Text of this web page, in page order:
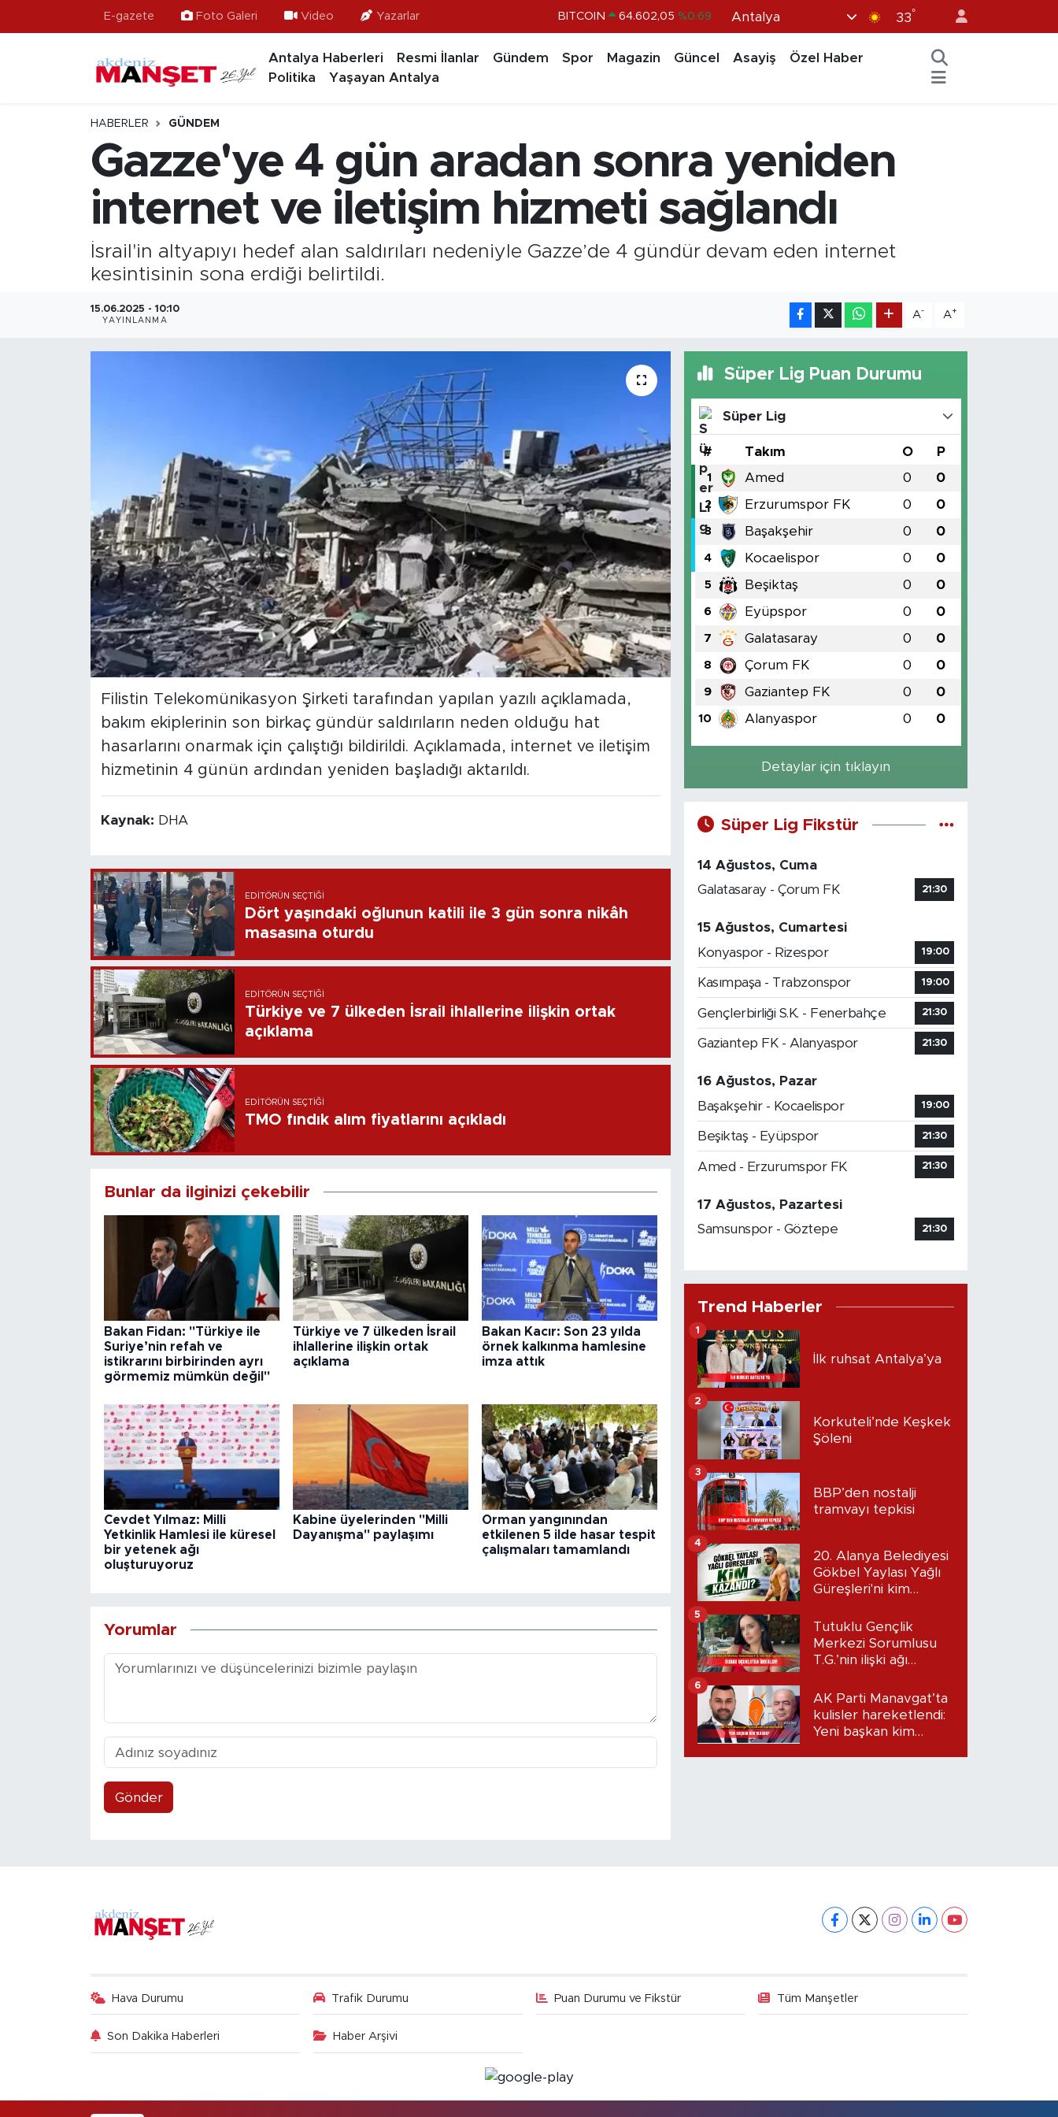
E-gazete Foto Galeri Video Yazarlar BITCOIN 64.602,05 %0.69
BİST100 13.768 %48
Antalya 33°
Antalya Haberleri Resmi İlanlar Gündem Spor Magazin Güncel Asayiş
Özel Haber
Politika
Yaşayan Antalya
HABERLER GÜNDEM
Gazze'ye 4 gün aradan sonra yeniden
internet ve iletişim hizmeti sağlandı
İsrail'in altyapıyı hedef alan saldırıları nedeniyle Gazze’de 4 gündür devam eden internet
kesintisinin sona erdiği belirtildi.
15.06.2025 - 10:10
YAYINLANMA
A- A+
Filistin Telekomünikasyon Şirketi tarafından yapılan yazılı açıklamada,
bakım ekiplerinin son birkaç gündür saldırıların neden olduğu hat
hasarlarını onarmak için çalıştığı bildirildi. Açıklamada, internet ve iletişim
hizmetinin 4 günün ardından yeniden başladığı aktarıldı.
Kaynak: DHA
EDITÖRÜN SEÇTIĞI
Dört yaşındaki oğlunun katili ile 3 gün sonra nikâh
masasına oturdu
EDITÖRÜN SEÇTIĞI
Türkiye ve 7 ülkeden İsrail ihlallerine ilişkin ortak
açıklama
EDITÖRÜN SEÇTIĞI
TMO fındık alım fiyatlarını açıkladı
Bunlar da ilginizi çekebilir
Bakan Fidan: "Türkiye ile
Suriye’nin refah ve
istikrarını birbirinden ayrı
görmemiz mümkün değil"
Türkiye ve 7 ülkeden İsrail
ihlallerine ilişkin ortak
açıklama
Bakan Kacır: Son 23 yılda
örnek kalkınma hamlesine
imza attık
Cevdet Yılmaz: Milli
Yetkinlik Hamlesi ile küresel
bir yetenek ağı
oluşturuyoruz
Kabine üyelerinden "Milli
Dayanışma" paylaşımı
Orman yangınından
etkilenen 5 ilde hasar tespit
çalışmaları tamamlandı
Yorumlar
Gönder
Süper Lig Puan Durumu
Süper Lig
# Takım O P
1 Amed 0 0
2 Erzurumspor FK 0 0
3 Başakşehir 0 0
4 Kocaelispor 0 0
5 Beşiktaş 0 0
6 Eyüpspor 0 0
7 Galatasaray 0 0
8 Çorum FK 0 0
9 Gaziantep FK 0 0
10 Alanyaspor 0 0
Detaylar için tıklayın
Süper Lig Fikstür
14 Ağustos, Cuma
Galatasaray - Çorum FK
21:30
15 Ağustos, Cumartesi
Konyaspor - Rizespor
19:00
Kasımpaşa - Trabzonspor 19:00
Gençlerbirliği S.K. - Fenerbahçe 21:30
Gaziantep FK - Alanyaspor 21:30
16 Ağustos, Pazar
Başakşehir - Kocaelispor
19:00
Beşiktaş - Eyüpspor 21:30
Amed - Erzurumspor FK 21:30
17 Ağustos, Pazartesi
Samsunspor - Göztepe
21:30
Trend Haberler
İlk ruhsat Antalya’ya
1
Korkuteli’nde Keşkek
Şöleni
2
BBP’den nostalji
tramvayı tepkisi
3
20. Alanya Belediyesi
Gökbel Yaylası Yağlı
Güreşleri'ni kim
4
Tutuklu Gençlik
Merkezi Sorumlusu
T.G.’nin ilişki ağı
Dudak uçuklatan
iddialar!
5
AK Parti Manavgat’ta
kulisler hareketlendi:
Yeni başkan kim
6
Hava Durumu Trafik Durumu Puan Durumu ve Fikstür Tüm Manşetler
Son Dakika Haberleri Haber Arşivi
Ekonomi
Gündem
Resmi İlanlar
Turizm
Hava Durumu
Süper Lig Puan Durumu ve Fikstür
Tüm Manşetler
Son Dakika Haberleri
Haber Arşivi